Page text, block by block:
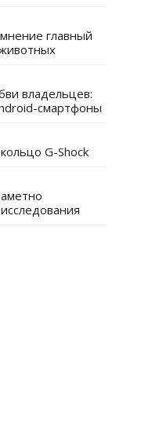
главный
владельцев:
смартфоны
G-Shock